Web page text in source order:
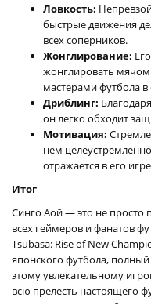
Ловкость:
быстрые движения
всех соперников.
Жонглирование:
жонглировать мячом
мастерами футбола в
Дриблинг:
он легко обходит
Мотивация:
нем
отражается в его
Итог
Синго Аой — это не просто
всех геймеров и фанатов
Tsubasa: Rise of New
японского футбола,
этому увлекательному
всю прелесть настоящего